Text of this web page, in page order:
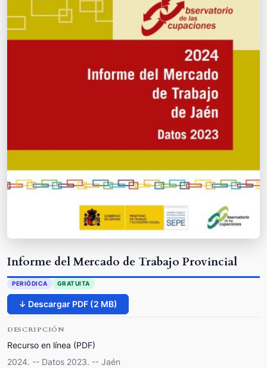
Informe del Mercado de Trabajo Provincial
PERIÓDICA GRATUITA
↓ Descargar PDF (2 MB)
DESCRIPCIÓN
Recurso en línea (PDF)
2024. -- Datos 2023. -- Jaén